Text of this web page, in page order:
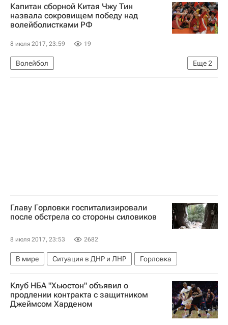
Саммит G20 в Гамбурге 2017
Россия
Капитан сборной Китая Чжу Тин
назвала сокровищем победу над
волейболистками РФ
8 июля 2017, 23:59 19
Еще2
Волейбол
Мировой Гран-при по волейболу (жен.)
Главу Горловки госпитализировали
после обстрела со стороны силовиков
8 июля 2017, 23:53 2682
В мире Ситуация в ДНР и ЛНР Горловка
Клуб НБА "Хьюстон" объявил о
продлении контракта с защитником
Джеймсом Харденом